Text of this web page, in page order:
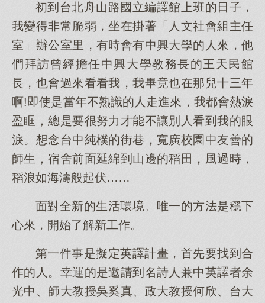
初到台北舟山路國立編譯館上班的日子，
我變得非常脆弱，坐在掛著「人文社會組主任
室」辦公室里，有時會有中興大學的人來，他
們拜訪曾經擔任中興大學教務長的王天民館
長，也會過來看看我，我畢竟也在那兒十三年
啊!即使是當年不熟識的人走進來，我都會熱淚
盈眶，總是要很努力才能不讓別人看到我的眼
淚。想念台中純樸的街巷，寬廣校園中友善的
師生，宿舍前面延綿到山邊的稻田，風過時，
稻浪如海濤般起伏……
面對全新的生活環境。唯一的方法是穩下
心來，開始了解新工作。
第一件事是擬定英譯計畫，首先要找到合
作的人。幸運的是邀請到名詩人兼中英譯者余
光中、師大教授吳奚真、政大教授何欣、台大